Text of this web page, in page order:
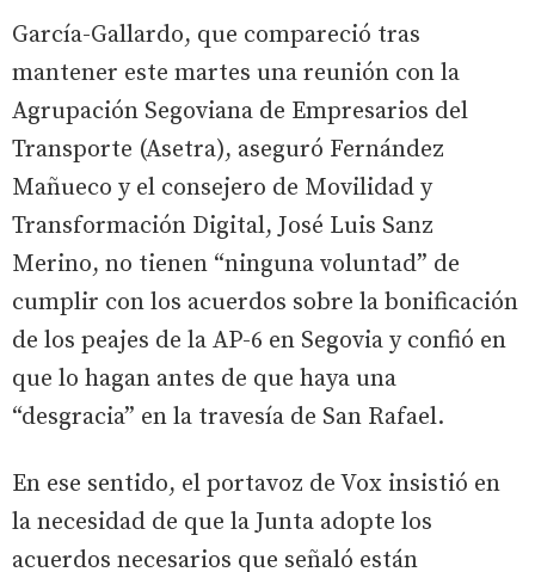
García-Gallardo, que compareció tras
mantener este martes una reunión con la
Agrupación Segoviana de Empresarios del
Transporte (Asetra), aseguró Fernández
Mañueco y el consejero de Movilidad y
Transformación Digital, José Luis Sanz
Merino, no tienen “ninguna voluntad” de
cumplir con los acuerdos sobre la bonificación
de los peajes de la AP-6 en Segovia y confió en
que lo hagan antes de que haya una
“desgracia” en la travesía de San Rafael.
En ese sentido, el portavoz de Vox insistió en
la necesidad de que la Junta adopte los
acuerdos necesarios que señaló están